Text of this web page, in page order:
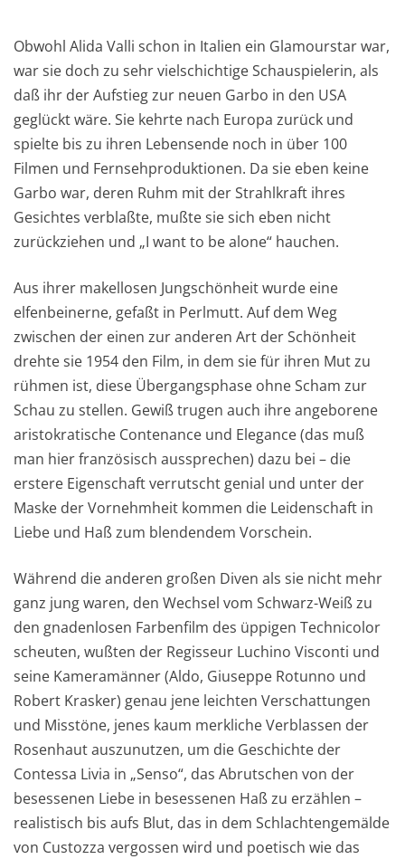
Obwohl Alida Valli schon in Italien ein Glamourstar war,
war sie doch zu sehr vielschichtige Schauspielerin, als
daß ihr der Aufstieg zur neuen Garbo in den USA
geglückt wäre. Sie kehrte nach Europa zurück und
spielte bis zu ihren Lebensende noch in über 100
Filmen und Fernsehproduktionen. Da sie eben keine
Garbo war, deren Ruhm mit der Strahlkraft ihres
Gesichtes verblaßte, mußte sie sich eben nicht
zurückziehen und „I want to be alone“ hauchen.
Aus ihrer makellosen Jungschönheit wurde eine
elfenbeinerne, gefaßt in Perlmutt. Auf dem Weg
zwischen der einen zur anderen Art der Schönheit
drehte sie 1954 den Film, in dem sie für ihren Mut zu
rühmen ist, diese Übergangsphase ohne Scham zur
Schau zu stellen. Gewiß trugen auch ihre angeborene
aristokratische Contenance und Elegance (das muß
man hier französisch aussprechen) dazu bei – die
erstere Eigenschaft verrutscht genial und unter der
Maske der Vornehmheit kommen die Leidenschaft in
Liebe und Haß zum blendendem Vorschein.
Während die anderen großen Diven als sie nicht mehr
ganz jung waren, den Wechsel vom Schwarz-Weiß zu
den gnadenlosen Farbenfilm des üppigen Technicolor
scheuten, wußten der Regisseur Luchino Visconti und
seine Kameramänner (Aldo, Giuseppe Rotunno und
Robert Krasker) genau jene leichten Verschattungen
und Misstöne, jenes kaum merkliche Verblassen der
Rosenhaut auszunutzen, um die Geschichte der
Contessa Livia in „Senso“, das Abrutschen von der
besessenen Liebe in besessenen Haß zu erzählen –
realistisch bis aufs Blut, das in dem Schlachtengemälde
von Custozza vergossen wird und poetisch wie das